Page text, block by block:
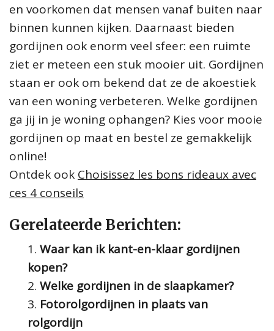
en voorkomen dat mensen vanaf buiten naar
binnen kunnen kijken. Daarnaast bieden
gordijnen ook enorm veel sfeer: een ruimte
ziet er meteen een stuk mooier uit. Gordijnen
staan er ook om bekend dat ze de akoestiek
van een woning verbeteren. Welke gordijnen
ga jij in je woning ophangen? Kies voor mooie
gordijnen op maat en bestel ze gemakkelijk
online!
Ontdek ook Choisissez les bons rideaux avec
ces 4 conseils
Gerelateerde Berichten:
Waar kan ik kant-en-klaar gordijnen
kopen?
Welke gordijnen in de slaapkamer?
Fotorolgordijnen in plaats van
rolgordijn